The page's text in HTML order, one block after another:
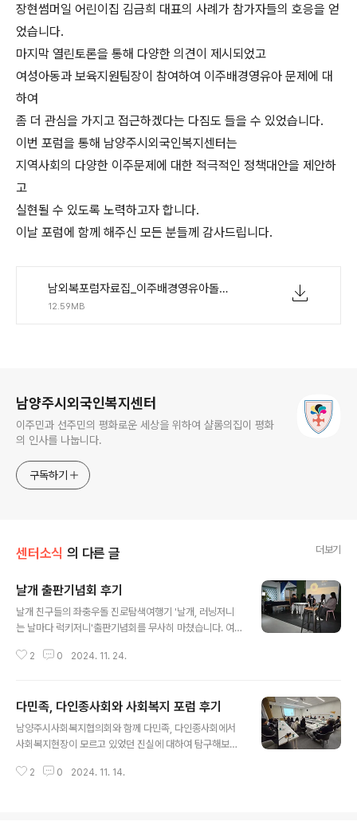
장현썸머일 어린이집 김금희 대표의 사례가 참가자들의 호응을 얻
었습니다.
마지막 열린토론을 통해 다양한 의견이 제시되었고
여성아동과 보육지원팀장이 참여하여 이주배경영유아 문제에 대
하여
좀 더 관심을 가지고 접근하겠다는 다짐도 들을 수 있었습니다.
이번 포럼을 통해 남양주시외국인복지센터는
지역사회의 다양한 이주문제에 대한 적극적인 정책대안을 제안하
고
실현될 수 있도록 노력하고자 합니다.
이날 포럼에 함께 해주신 모든 분들께 감사드립니다.
남외복포럼자료집_이주배경영유아돌봄환경조성-압축됨.pdf
12.59MB
남양주시외국인복지센터
이주민과 선주민의 평화로운 세상을 위하여 샬롬의집이 평화
의 인사를 나눕니다.
구독하기
센터소식 의 다른 글 더보기
날개 출판기념회 후기
날개 친구들의 좌충우돌 진로탐색여행기 '날개, 러닝저니
는 날마다 럭키저니'출판기념회를 무사히 마쳤습니다. 여
기를 다짐하였습니다. '여행을 하고 기록을 하는 것은 사람
한 격려, 그리고 친구들의 소중한 추억과 각오를 함께 나누
는 시간이었습니다.부모님과 이주민 공동체 분들이 함께
출판기념회를 축하해주셨습니다. 저자들의 사인회도 당연
을 살아가는데 에너지가 되는 자양분이되어주기를 기대합
2 0 2024. 11. 24.
다민족, 다인종사회와 사회복지 포럼 후기
남양주시사회복지협의회와 함께 다민족, 다인종사회에서
사회복지현장이 모르고 있었던 진실에 대하여 탐구해보는
지, 교육, 경찰공무원, 민예총 관계자 등이함께 참여하여 우
2 0 2024. 11. 14.